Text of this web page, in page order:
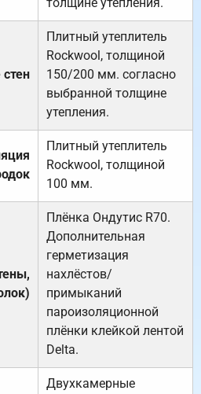
Плитный утеплитель
Rockwool, толщиной
150/200 мм. согласно
выбранной толщине
утепления.
Плитный утеплитель
Rockwool, толщиной
100 мм.
Плёнка Ондутис R70.
Дополнительная
герметизация
нахлёстов/
примыканий
пароизоляционной
плёнки клейкой лентой
Delta.
Двухкамерные